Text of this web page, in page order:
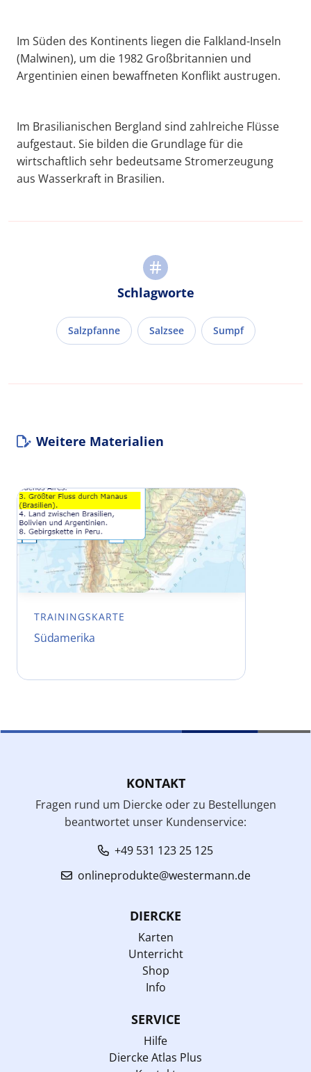
Im Süden des Kontinents liegen die Falkland-Inseln
(Malwinen), um die 1982 Großbritannien und
Argentinien einen bewaffneten Konflikt austrugen.
Im Brasilianischen Bergland sind zahlreiche Flüsse
aufgestaut. Sie bilden die Grundlage für die
wirtschaftlich sehr bedeutsame Stromerzeugung
aus Wasserkraft in Brasilien.
Schlagworte
Salzpfanne Salzsee Sumpf
Weitere Materialien
TRAININGSKARTE
Südamerika
KONTAKT
Fragen rund um Diercke oder zu Bestellungen
beantwortet unser Kundenservice:
+49 531 123 25 125
onlineprodukte@westermann.de
DIERCKE
Karten
Unterricht
Shop
Info
SERVICE
Hilfe
Diercke Atlas Plus